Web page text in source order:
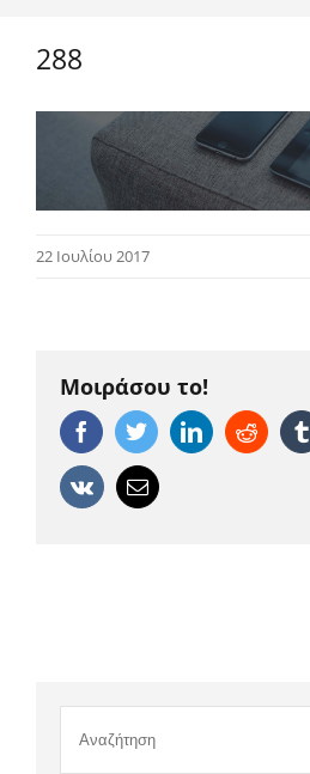
288
22 Ιουλίου 2017
Μοιράσου το!
FacebookTwitterLinkedinReddit
Vk Email